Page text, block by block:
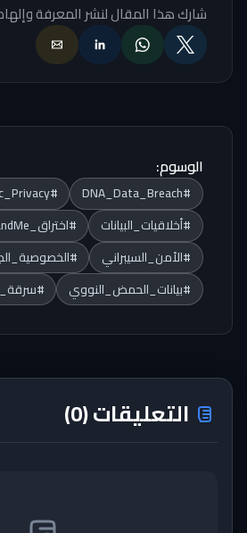
شارك هذا المقال لنشر المعرفة
الوسوم:
#DNA_Data_Breach
#Genetic_Privacy
#أخلاقيات_البيانات
#اختراق_23andMe
#الأمن_السيبراني
#بيانات_الحمض_النووي
التعليقات (0)